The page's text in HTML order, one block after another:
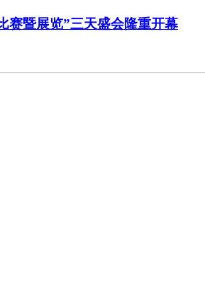
赛暨展览”三天盛会隆重开幕